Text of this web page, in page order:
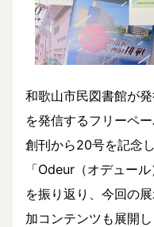
和歌山市民図書館が
を発信するフリーペ
創刊から20号を記念
「Odeur（オデュー
を振り返り、今回の
加コンテンツも展開し